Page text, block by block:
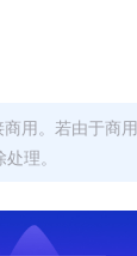
用。若由于商用
理。